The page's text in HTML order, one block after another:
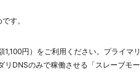
す。
1,100円）をご利用ください。プライマリ
リDNSのみで稼働させる「スレーブモー